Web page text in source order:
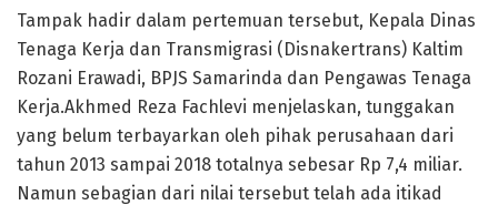
Tampak hadir dalam pertemuan tersebut, Kepala Dinas
Tenaga Kerja dan Transmigrasi (Disnakertrans) Kaltim
Rozani Erawadi, BPJS Samarinda dan Pengawas Tenaga
Kerja.Akhmed Reza Fachlevi menjelaskan, tunggakan
yang belum terbayarkan oleh pihak perusahaan dari
tahun 2013 sampai 2018 totalnya sebesar Rp 7,4 miliar.
Namun sebagian dari nilai tersebut telah ada itikad